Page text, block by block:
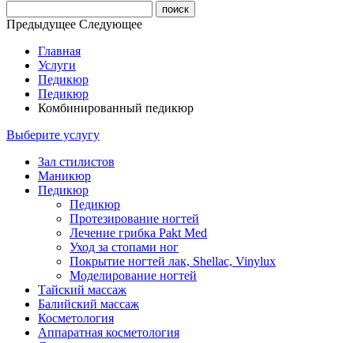
Предыдущее Следующее
Главная
Услуги
Педикюр
Педикюр
Комбинированный педикюр
Выберите услугу
Зал стилистов
Маникюр
Педикюр
Педикюр
Протезирование ногтей
Лечение грибка Pakt Med
Уход за стопами ног
Покрытие ногтей лак, Shellac, Vinylux
Моделирование ногтей
Тайский массаж
Балийский массаж
Косметология
Аппаратная косметология